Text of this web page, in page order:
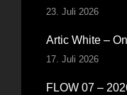
23. Juli 2026
Artic White –
17. Juli 2026
FLOW 07 –